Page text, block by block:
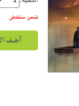
شحن مخفض
أضف